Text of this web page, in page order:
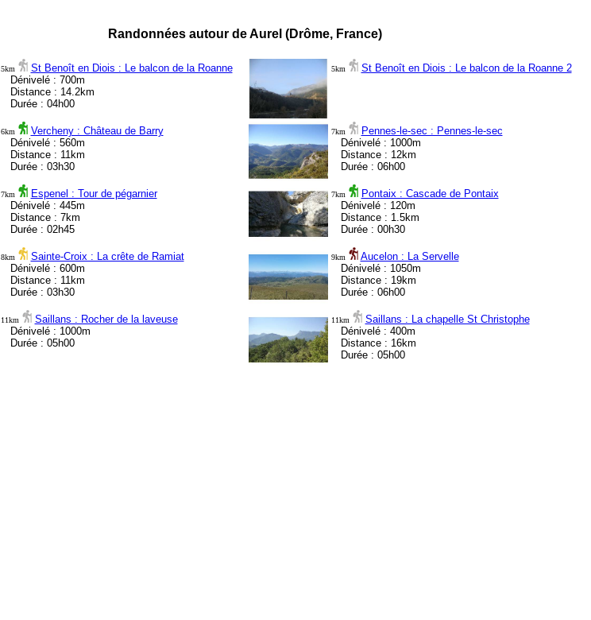
Randonnées autour de Aurel (Drôme, France)
5km
St Benoît en Diois : Le balcon de la Roanne
Dénivelé : 700m
Distance : 14.2km
Durée : 04h00
5km St Benoît en Diois : Le balcon de la Roanne 2
6km
Vercheny : Château de Barry
Dénivelé : 560m
Distance : 11km
Durée : 03h30
7km
Pennes-le-sec : Pennes-le-sec
Dénivelé : 1000m
Distance : 12km
Durée : 06h00
7km
Espenel : Tour de pégarnier
Dénivelé : 445m
Distance : 7km
Durée : 02h45
7km
Pontaix : Cascade de Pontaix
Dénivelé : 120m
Distance : 1.5km
Durée : 00h30
8km
Sainte-Croix : La crête de Ramiat
Dénivelé : 600m
Distance : 11km
Durée : 03h30
9km
Aucelon : La Servelle
Dénivelé : 1050m
Distance : 19km
Durée : 06h00
11km
Saillans : Rocher de la laveuse
Dénivelé : 1000m
Durée : 05h00
11km
Saillans : La chapelle St Christophe
Dénivelé : 400m
Distance : 16km
Durée : 05h00